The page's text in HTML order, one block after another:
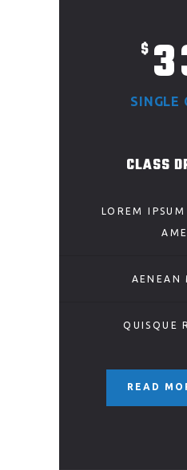
$
SINGLE
CLASS
LOREM
AENEAN
QUISQUE
READ